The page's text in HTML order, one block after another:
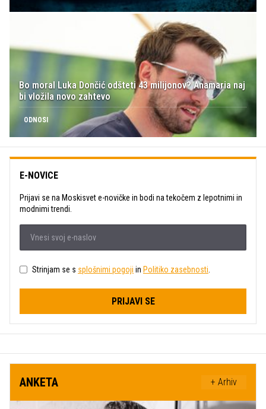
Bo moral Luka Dončić odšteti 43 milijonov? Anamaria naj
bi vložila novo zahtevo
ODNOSI
E-NOVICE
Prijavi se na Moskisvet e-novičke in bodi na tekočem z lepotnimi in
modnimi trendi.
Strinjam se s splošnimi pogoji in Politiko zasebnosti
PRIJAVI SE
ANKETA + Arhiv